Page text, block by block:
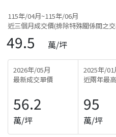
115年/04月~115年/06月
近三個月成交價(排除特殊關係間之
49.5 萬/坪
2026年/05月
最新成交單價
56.2
萬/坪
2025年/01
近兩年最
95
萬/坪